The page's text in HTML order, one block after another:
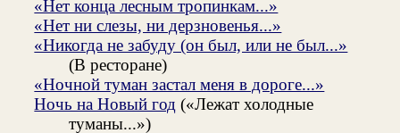
«Нет конца лесным тропинкам...»
«Нет ни слезы, ни дерзновенья...»
«Никогда не забуду (он был, или не был...»
(В ресторане)
«Ночной туман застал меня в дороге...»
Ночь на Новый год («Лежат холодные
туманы...»)